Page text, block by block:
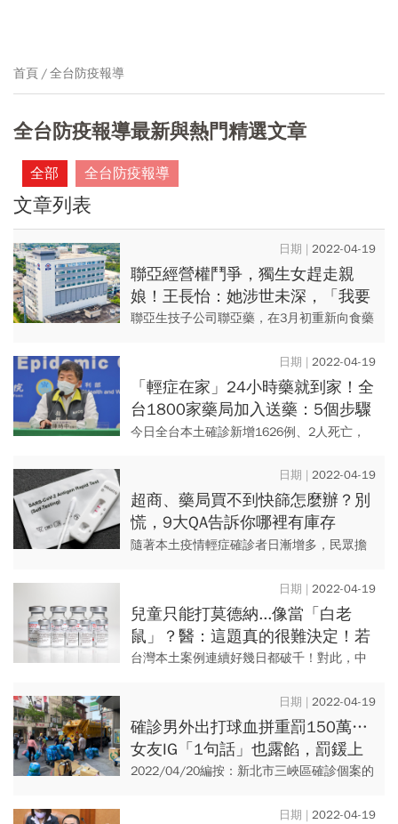
首頁 全台防疫報導
全台防疫報導最新與熱門精選文章
全部 全台防疫報導
文章列表
2022-04-19
聯亞經營權鬥爭，獨生女趕走親
娘！王長怡：她涉世未深，「我要
拿回經營權還是有辦法的」
聯亞生技子公司聯亞藥，在3月初重新向食藥
（EUA），卻在結果即將出爐之際，傳出經
營權大地震！ 據了解，聯...
2022-04-19
「輕症在家」24小時藥就到家！全
台1800家藥局加入送藥：5個步驟
不怕沒人理
今日全台本土確診新增1626例、2人死亡，
在4/14確診發病後，歷經搶救6天仍宣告不
治，不僅家屬悲慟...
2022-04-19
超商、藥局買不到快篩怎麼辦？別
慌，9大QA告訴你哪裡有庫存
「4狀況」才需要買
隨著本土疫情輕症確診者日漸增多，民眾擔
多超商、藥局多已缺貨，還有哪些管道可
買？有疑似喉嚨痛、咳嗽等症狀...
2022-04-19
兒童只能打莫德納...像當「白老
鼠」？醫：這題真的很難決定！若
接種BNT也有「這缺點」
台灣本土案例連續好幾日都破千！對此，中
童開放可以施打「半劑量」莫德納，第二劑
於第一劑施打後28天...
2022-04-19
確診男外出打球血拼重罰150萬…
女友IG「1句話」也露餡，罰鍰上
看100萬！網議太超過？
2022/04/20編按：新北市三峽區確診個案的
人，4月15日被新北市衛生局告知居家隔離，
2022-04-19